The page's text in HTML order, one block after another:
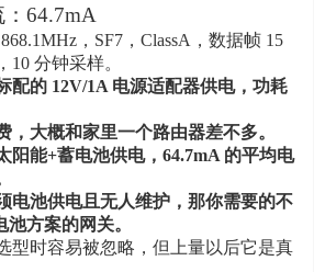
64.7mA
，SF7，ClassA，数据帧 15
分钟采样。
配的 12V/1A 电源适配器供电，功耗
，大概和家里一个路由器差不多。
阳能+蓄电池供电，64.7mA 的平均电
电池供电且无人维护，那你需要的不
方案的网关。
型时容易被忽略，但上量以后它是真